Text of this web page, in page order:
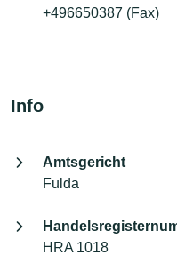
+496650387 (Fax)
Info
Amtsgericht
Fulda
HRA 1018